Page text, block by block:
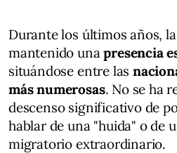
Durante los últimos años,
mantenido unapresencia
situándose entre las
más numerosas. No se ha
descenso significativo de
hablar de una "huida" o de
migratorio extraordinario.